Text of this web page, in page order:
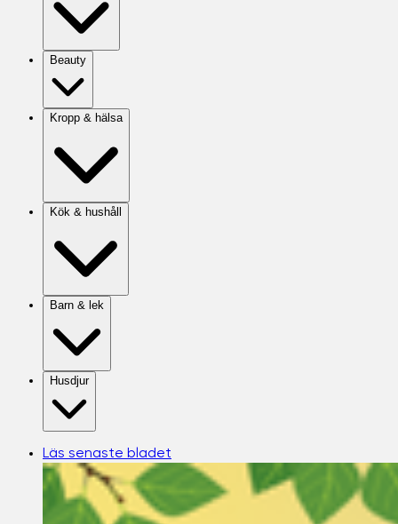
Beauty
Kropp & hälsa
Kök & hushåll
Barn & lek
Husdjur
Läs senaste bladet